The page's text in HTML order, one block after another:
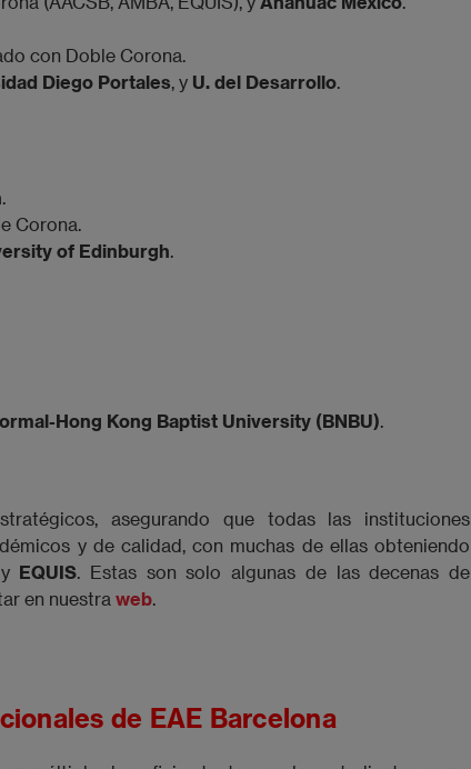
con Doble Corona.
Diego Portales, y U. del Desarrollo.
.
Corona.
of Edinburgh.
Hong Kong Baptist University (BNBU).
asegurando que todas las instituciones
y de calidad, con muchas de ellas obteniendo
EQUIS. Estas son solo algunas de las decenas de
en nuestra web.
de EAE Barcelona